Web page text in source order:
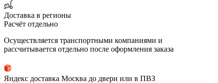
Доставка в регионы
Расчёт отдельно
Осуществляется транспортными компаниями и
рассчитывается отдельно после оформления заказа
Яндекс доставка Москва до двери или в ПВЗ